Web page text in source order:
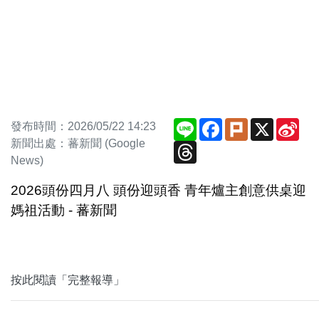
發布時間：2026/05/22 14:23
新聞出處：蕃新聞 (Google
News)
Line Facebook
Plurk X
2026頭份四月八 頭份迎頭香 青年爐主創意供桌迎
媽祖活動 - 蕃新聞
按此閱讀「完整報導」